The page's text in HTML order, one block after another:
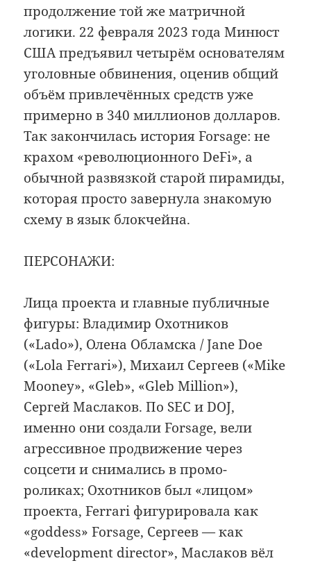
продолжение той же матричной
логики. 22 февраля 2023 года Минюст
США предъявил четырём основателям
уголовные обвинения, оценив общий
объём привлечённых средств уже
примерно в 340 миллионов долларов.
Так закончилась история Forsage: не
крахом «революционного DeFi», а
обычной развязкой старой пирамиды,
которая просто завернула знакомую
схему в язык блокчейна.
ПЕРСОНАЖИ:
Лица проекта и главные публичные
фигуры: Владимир Охотников
(«Lado»), Олена Обламска / Jane Doe
(«Lola Ferrari»), Михаил Сергеев («Mike
Mooney», «Gleb», «Gleb Million»),
Сергей Маслаков. По SEC и DOJ,
именно они создали Forsage, вели
агрессивное продвижение через
соцсети и снимались в промо-
роликах; Охотников был «лицом»
проекта, Ferrari фигурировала как
«goddess» Forsage, Сергеев — как
«development director», Маслаков вёл